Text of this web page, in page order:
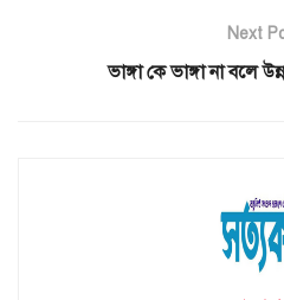
Next
ভাঙ্গা কে ভাঙ্গা না বলে